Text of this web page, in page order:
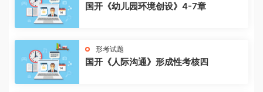
国开《幼儿园环境创设》4-7章
形考试题
国开《人际沟通》形成性考核四